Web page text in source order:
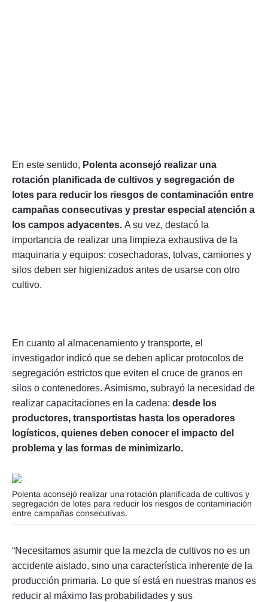
En este sentido, Polenta aconsejó realizar una
rotación planificada de cultivos y segregación de
lotes para reducir los riesgos de contaminación entre
campañas consecutivas y prestar especial atención a
los campos adyacentes. A su vez, destacó la
importancia de realizar una limpieza exhaustiva de la
maquinaria y equipos: cosechadoras, tolvas, camiones y
silos deben ser higienizados antes de usarse con otro
cultivo.
En cuanto al almacenamiento y transporte, el
investigador indicó que se deben aplicar protocolos de
segregación estrictos que eviten el cruce de granos en
silos o contenedores. Asimismo, subrayó la necesidad de
realizar capacitaciones en la cadena: desde los
productores, transportistas hasta los operadores
logísticos, quienes deben conocer el impacto del
problema y las formas de minimizarlo.
Polenta aconsejó realizar una rotación planificada de cultivos y
segregación de lotes para reducir los riesgos de contaminación
entre campañas consecutivas.
“Necesitamos asumir que la mezcla de cultivos no es un
accidente aislado, sino una característica inherente de la
producción primaria. Lo que sí está en nuestras manos es
reducir al máximo las probabilidades y sus